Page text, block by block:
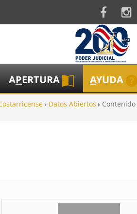
APERTURA AYUDA
Datos Abiertos Contenido